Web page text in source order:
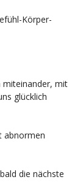
Körper-
miteinander, mit
glücklich
abnormen
die nächste